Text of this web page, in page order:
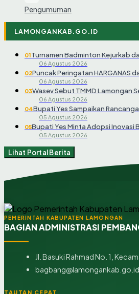
Pengumuman
LAMONGANKAB.GO.ID
01Turnamen Badminton Kejurkab
06 Agustus 2026
02Puncak Peringatan HARGANAS
06 Agustus 2026
03Wasev Sebut TMMD Lamongan
06 Agustus 2026
04Bupati Yes Sampaikan
05 Agustus 2026
05Bupati Yes Minta Adopsi Inovasi
05 Agustus 2026
Lihat Portal Berita
PEMERINTAH KABUPATEN LAMONGAN
BAGIAN ADMINISTRASI
Jl. Basuki Rahmad No. 1,
bagbang@lamongankab.go.id
TAUTAN CEPAT